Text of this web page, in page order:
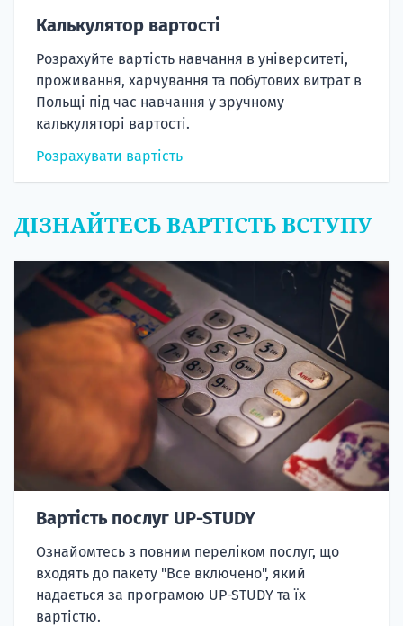
Калькулятор вартості
Розрахуйте вартість навчання в університеті,
проживання, харчування та побутових витрат в
Польщі під час навчання у зручному
калькуляторі вартості.
Розрахувати вартість
ДІЗНАЙТЕСЬ ВАРТІСТЬ ВСТУПУ
Вартість послуг UP-STUDY
Ознайомтесь з повним переліком послуг, що
входять до пакету "Все включено", який
надається за програмою UP-STUDY та їх
вартістю.